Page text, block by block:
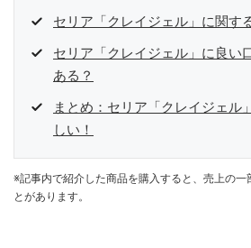
セリア「クレイジェル」に関す
セリア「クレイジェル」に良い
ある？
まとめ：セリア「クレイジェル
しい！
※記事内で紹介した商品を購入すると、売上の一
とがあります。